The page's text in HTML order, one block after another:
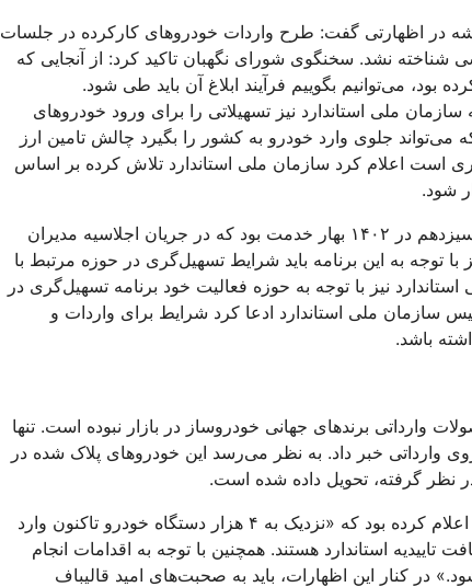
در اظهارتی گفت: طرح واردات خودروهای کارکرده در جلسات
نشد. سخنگوی شورای نگهبان تاکید کرد: از آنجایی که
می‌توانیم بگوییم فرآیند ابلاغ آن باید طی شود.
ملی استاندارد نیز تسهیلاتی را برای ورود خودروهای
جلوی وارد خودرو به کشور را بگیرد چالش تامین ارز
است اعلام کرد سازمان ملی استاندارد تلاش کرده بر اساس
شود.
آن طور که رییس سازمان ملی استاندارد می‌گوید از جمله برنامه‌های دولت سیزدهم در ۱۴۰۲ بهار خدمت بود که در جریان اجلاسیه مدیران
به این برنامه باید شرایط تسهیل‌گری در حوزه مرتبط با
نیز با توجه به حوزه فعالیت خود برنامه تسهیل‌گری در
سازمان ملی استاندارد ادعا کرد شرایط برای واردات و
باشد.
وارداتی برندهای جهانی خودروساز در بازار نبوده است. تنها
خبر داد. به نظر می‌رسد این خودروهای پلاک شده در
نظر گرفته، تحویل داده شده است.
البته مهدی ضیغمی سرپرست سازمان توسعه تجارت ایران نیز در خرداد ماه اعلام کرده بود که «نزدیک به ۴ هزار دستگاه خودرو تاکنون وارد
استاندارد هستند. همچنین با توجه به اقدامات انجام
در کنار این اظهارات، باید به صحبت‌های امید قالیباف